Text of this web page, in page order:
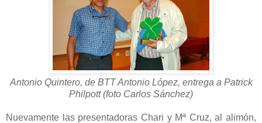
Antonio Quintero, de BTT Antonio López, entrega a Patrick
Philpott (foto Carlos Sánchez)
Nuevamente las presentadoras Chari y Mª Cruz, al alimón,